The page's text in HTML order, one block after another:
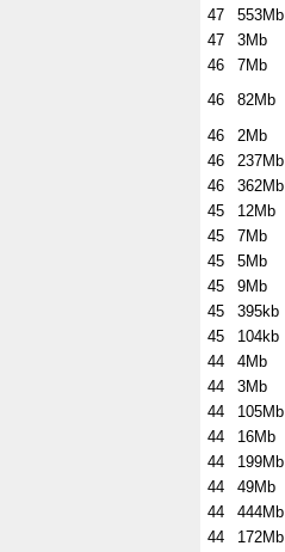
47
553Mb
47
3Mb
46
7Mb
46
82Mb
46
2Mb
46
237Mb
46
362Mb
45
12Mb
45
7Mb
45
5Mb
45
9Mb
45
395kb
45
104kb
44
4Mb
44
3Mb
44
105Mb
44
16Mb
44
199Mb
44
49Mb
44
444Mb
44
172Mb